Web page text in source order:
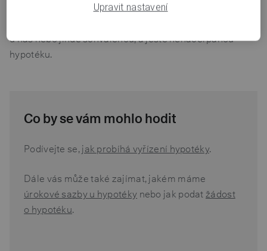
u nás nebo jinde schválenou, a ještě nenačerpanou
hypotéku.
Co by se vám mohlo hodit
Podívejte se, jak probíhá vyřízení hypotéky.
Dále vás může také zajímat, jakém máme
úrokové sazby u hypotéky nebo jak podatžádost
o hypotéku.
Upravit nastavení